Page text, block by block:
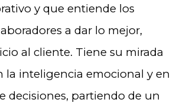
y que entiende los
a dar lo mejor,
al cliente. Tiene su mirada
la inteligencia emocional y en
decisiones, partiendo de un